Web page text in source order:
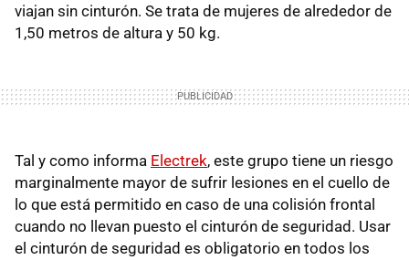
viajan sin cinturón. Se trata de mujeres de alrededor de
1,50 metros de altura y 50 kg.
Tal y como informa Electrek, este grupo tiene un riesgo
marginalmente mayor de sufrir lesiones en el cuello de
lo que está permitido en caso de una colisión frontal
cuando no llevan puesto el cinturón de seguridad. Usar
el cinturón de seguridad es obligatorio en todos los